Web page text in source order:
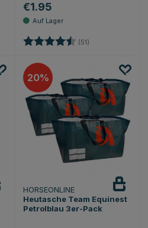
€1.95
Bewertung: (51)
20
HORSEONLINE
Heutasche Team Equinest
Petrolblau 3er-Pack